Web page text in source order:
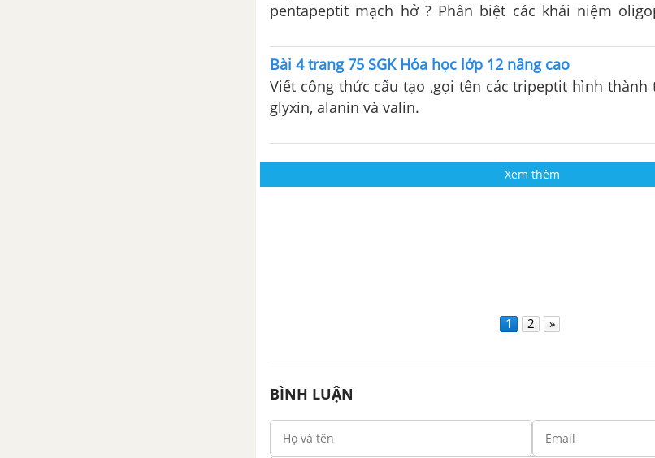
pentapeptit mạch hở ? Phân biệt các khái niệm oligopeptit, polipeptit và
Bài 4 trang 75 SGK Hóa học lớp 12 nâng cao
Viết công thức cấu tạo ,gọi tên các tripeptit hình thành
glyxin, alanin và valin.
Xem thêm
1 2 »
BÌNH LUẬN